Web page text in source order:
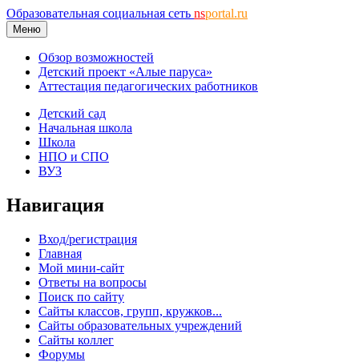
Образовательная социальная сеть nsportal.ru
Меню
Обзор возможностей
Детский проект «Алые паруса»
Аттестация педагогических работников
Детский сад
Начальная школа
Школа
НПО и СПО
ВУЗ
Навигация
Вход/регистрация
Главная
Мой мини-сайт
Ответы на вопросы
Поиск по сайту
Сайты классов, групп, кружков...
Сайты образовательных учреждений
Сайты коллег
Форумы